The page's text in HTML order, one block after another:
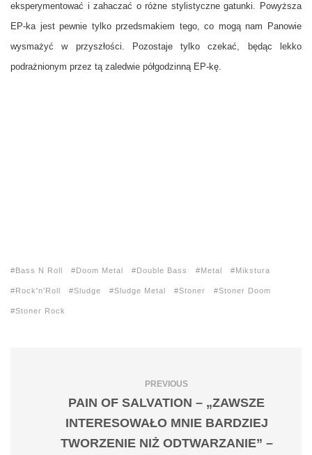
eksperymentować i zahaczać o różne stylistyczne gatunki. Powyższa
EP-ka jest pewnie tylko przedsmakiem tego, co mogą nam Panowie
wysmażyć w przyszłości. Pozostaje tylko czekać, będąc lekko
podrażnionym przez tą zaledwie półgodzinną EP-kę.
Bass N Roll Doom Metal Double Bass Metal Mikstura
Rock'n'Roll Sludge Sludge Metal Stoner Stoner Doom
Stoner Rock
PREVIOUS
PAIN OF SALVATION – „ZAWSZE
INTERESOWAŁO MNIE BARDZIEJ
TWORZENIE NIŻ ODTWARZANIE” –